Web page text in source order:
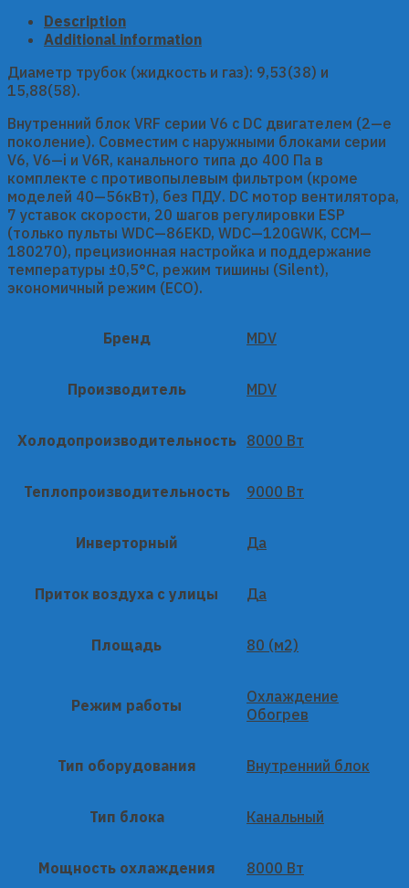
Description
Additional information
Диаметр трубок (жидкость и газ): 9,53(38) и
15,88(58).
Внутренний блок VRF серии V6 с DC двигателем (2—е
поколение). Совместим с наружными блоками серии
V6, V6—i и V6R, канального типа до 400 Па в
комплекте с противопылевым фильтром (кроме
моделей 40—56кВт), без ПДУ. DC мотор вентилятора,
7 уставок скорости, 20 шагов регулировки ESP
(только пульты WDC—86EKD, WDC—120GWK, CCM—
180270), прецизионная настройка и поддержание
температуры ±0,5°С, режим тишины (Silent),
экономичный режим (ECO).
Бренд MDV
Производитель MDV
Холодопроизводительность 8000 Вт
Теплопроизводительность 9000 Вт
Инверторный Да
Приток воздуха с улицы Да
Площадь 80 (м2)
Режим работы
Охлаждение
Обогрев
Тип оборудования Внутренний блок
Тип блока Канальный
Мощность охлаждения 8000 Вт